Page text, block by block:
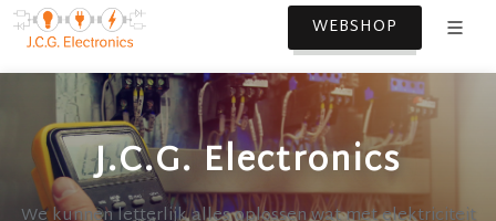
WEBSHOP
J.C.G. Electronics